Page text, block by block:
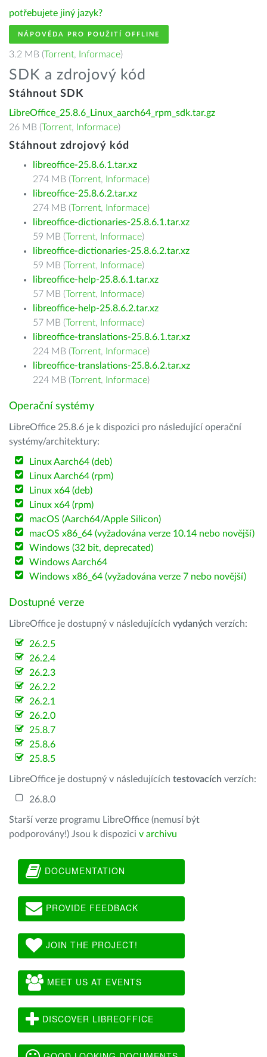
potřebujete jiný jazyk?
NÁPOVĚDA PRO POUŽITÍ OFFLINE
3.2 MB (Torrent, Informace)
SDK a zdrojový kód
Stáhnout SDK
LibreOffice_25.8.6_Linux_aarch64_rpm_sdk.tar.gz
26 MB (Torrent, Informace)
Stáhnout zdrojový kód
libreoffice-25.8.6.1.tar.xz
274 MB (Torrent, Informace)
libreoffice-25.8.6.2.tar.xz
274 MB (Torrent, Informace)
libreoffice-dictionaries-25.8.6.1.tar.xz
59 MB (Torrent, Informace)
libreoffice-dictionaries-25.8.6.2.tar.xz
59 MB (Torrent, Informace)
libreoffice-help-25.8.6.1.tar.xz
57 MB (Torrent, Informace)
libreoffice-help-25.8.6.2.tar.xz
57 MB (Torrent, Informace)
libreoffice-translations-25.8.6.1.tar.xz
224 MB (Torrent, Informace)
libreoffice-translations-25.8.6.2.tar.xz
224 MB (Torrent, Informace)
Operační systémy
LibreOffice 25.8.6 je k dispozici pro následující operační
systémy/architektury:
Linux Aarch64 (deb)
Linux Aarch64 (rpm)
Linux x64 (deb)
Linux x64 (rpm)
macOS (Aarch64/Apple Silicon)
macOS x86_64 (vyžadována verze 10.14 nebo novější)
Windows (32 bit, deprecated)
Windows Aarch64
Windows x86_64 (vyžadována verze 7 nebo novější)
Dostupné verze
LibreOffice je dostupný v následujících vydaných verzích:
26.2.5
26.2.4
26.2.3
26.2.2
26.2.1
26.2.0
25.8.7
25.8.6
25.8.5
LibreOffice je dostupný v následujících testovacích verzích:
26.8.0
Starší verze programu LibreOffice (nemusí být
podporovány!) Jsou k dispozici v archivu
DOCUMENTATION
PROVIDE FEEDBACK
JOIN THE PROJECT!
MEET US AT EVENTS
DISCOVER LIBREOFFICE